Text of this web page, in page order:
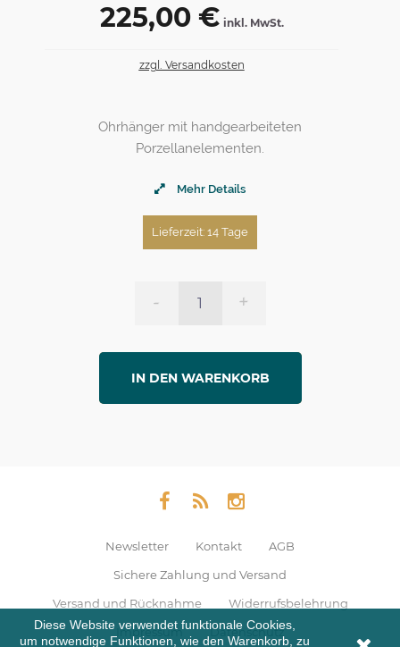
Diese Website verwendet funktionale Cookies,
um notwendige Funktionen, wie den Warenkorb, zu
225,00 € inkl. MwSt.
zzgl. Versandkosten
Ohrhänger mit handgearbeiteten
Porzellanelementen.
Mehr Details
Lieferzeit: 14 Tage
- +
IN DEN WARENKORB
Newsletter Kontakt
AGB
Sichere Zahlung und Versand
Versand und Rücknahme
Widerrufsbelehrung
Impressum
Datenschutz